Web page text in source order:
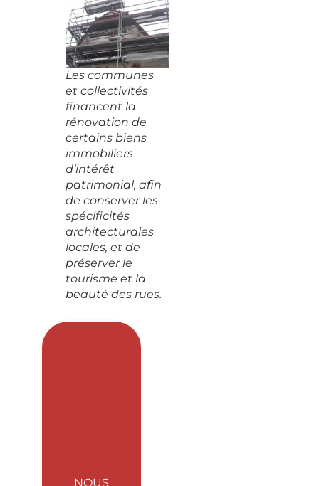
Les communes
et collectivités
financent la
rénovation de
certains biens
immobiliers
d’intérêt
patrimonial, afin
de conserver les
spécificités
architecturales
locales, et de
préserver le
tourisme et la
beauté des rues.
NOUS